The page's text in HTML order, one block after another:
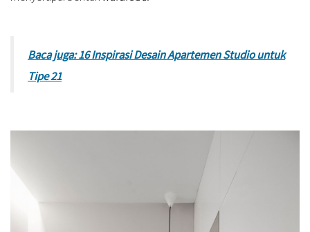
Baca juga: 16 Inspirasi Desain Apartemen Studio untuk
Tipe 21